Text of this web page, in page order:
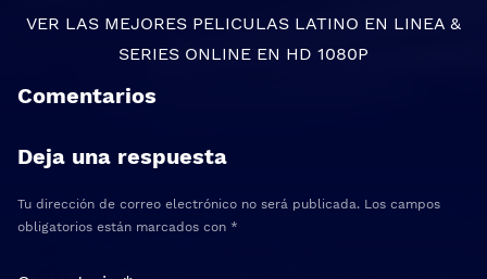
VER LAS MEJORES PELICULAS LATINO EN LINEA &
SERIES ONLINE EN HD 1080P
Comentarios
Deja una respuesta
Tu dirección de correo electrónico no será publicada. Los campos
obligatorios están marcados con *